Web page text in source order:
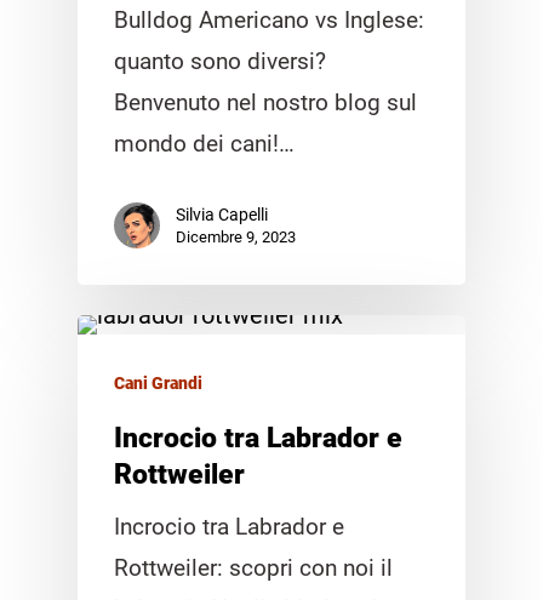
Bulldog Americano vs Inglese:
quanto sono diversi?
Benvenuto nel nostro blog sul
mondo dei cani!…
Silvia Capelli
Dicembre 9, 2023
Cani Grandi
Incrocio tra Labrador e
Rottweiler
Incrocio tra Labrador e
Rottweiler: scopri con noi il